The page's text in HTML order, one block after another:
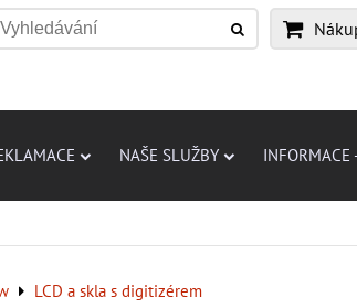
NAŠE SLUŽBY INFORMACE
LCD a skla s digitizérem